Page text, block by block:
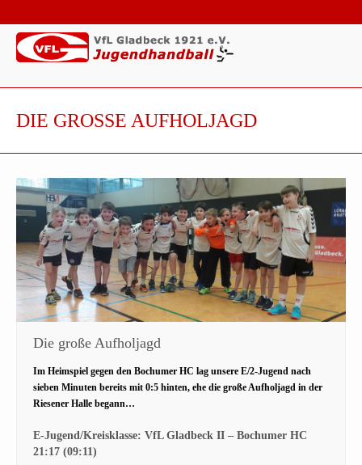
DIE GROSSE AUFHOLJAGD
Die große Aufholjagd
Im Heimspiel gegen den Bochumer HC lag unsere E/2-Jugend nach
sieben Minuten bereits mit 0:5 hinten, ehe die große Aufholjagd in der
Riesener Halle begann…
E-Jugend/Kreisklasse: VfL Gladbeck II – Bochumer HC
21:17 (09:11)